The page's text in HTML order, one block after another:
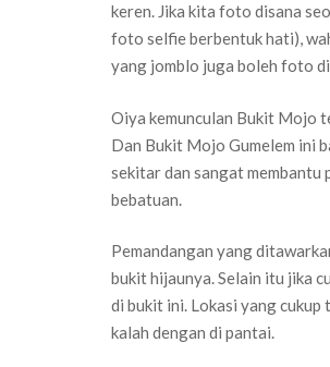
keren. Jika kita foto disana
foto selfie berbentuk hati),
yang jomblo juga boleh foto
Oiya kemunculan Bukit Mojo
Dan Bukit Mojo Gumelem ini
sekitar dan sangat membantu
bebatuan.
Pemandangan yang
bukit hijaunya. Selain itu jika
di bukit ini. Lokasi yang
kalah dengan di pantai.